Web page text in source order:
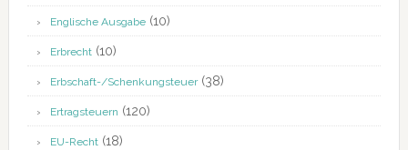
Englische Ausgabe(10)
Erbrecht(10)
Erbschaft-/Schenkungsteuer(38)
Ertragsteuern (120)
EU-Recht(18)